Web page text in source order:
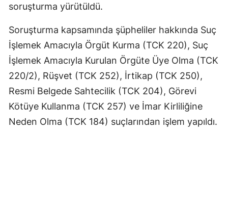
soruşturma yürütüldü.
Soruşturma kapsamında şüpheliler hakkında Suç
İşlemek Amacıyla Örgüt Kurma (TCK 220), Suç
İşlemek Amacıyla Kurulan Örgüte Üye Olma (TCK
220/2), Rüşvet (TCK 252), İrtikap (TCK 250),
Resmi Belgede Sahtecilik (TCK 204), Görevi
Kötüye Kullanma (TCK 257) ve İmar Kirliliğine
Neden Olma (TCK 184) suçlarından işlem yapıldı.